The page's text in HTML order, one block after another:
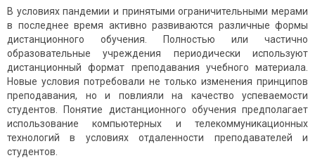
В условиях пандемии и принятыми ограничительными мерами
в последнее время активно развиваются различные формы
дистанционного обучения. Полностью или частично
образовательные учреждения периодически используют
дистанционный формат преподавания учебного материала.
Новые условия потребовали не только изменения принципов
преподавания, но и повлияли на качество успеваемости
студентов. Понятие дистанционного обучения предполагает
использование компьютерных и телекоммуникационных
технологий в условиях отдаленности преподавателей и
студентов.